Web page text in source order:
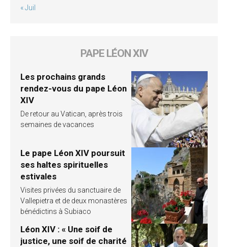
« Juil
PAPE LÉON XIV
Les prochains grands
rendez-vous du pape Léon
XIV
De retour au Vatican, après trois
semaines de vacances
Le pape Léon XIV poursuit
ses haltes spirituelles
estivales
Visites privées du sanctuaire de
Vallepietra et de deux monastères
bénédictins à Subiaco
Léon XIV : « Une soif de
justice, une soif de charité